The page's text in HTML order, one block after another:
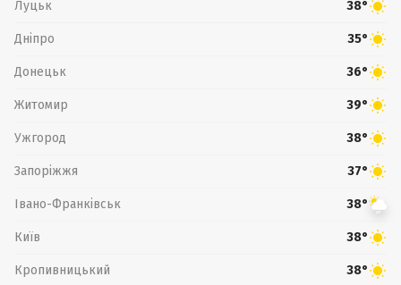
Луцьк 38°
Дніпро 35°
Донецьк 36°
Житомир 39°
Ужгород 38°
Запоріжжя 37°
Івано-Франківськ 38°
Київ 38°
Кропивницький 38°